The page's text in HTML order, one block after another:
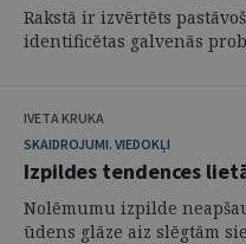
Rakstā ir izvērtēts
identificētas galvenās
IVETA KRUKA
SKAIDROJUMI. VIEDOKĻI
Izpildes tendences
Nolēmumu izpilde
ūdens glāze aiz slēgtām